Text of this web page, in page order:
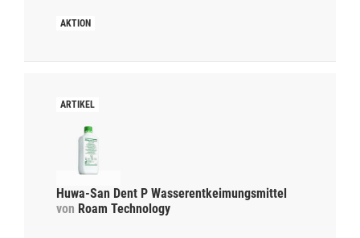
Huwa-San Dent P Wasserentkeimungsmittel
von Roam Technology